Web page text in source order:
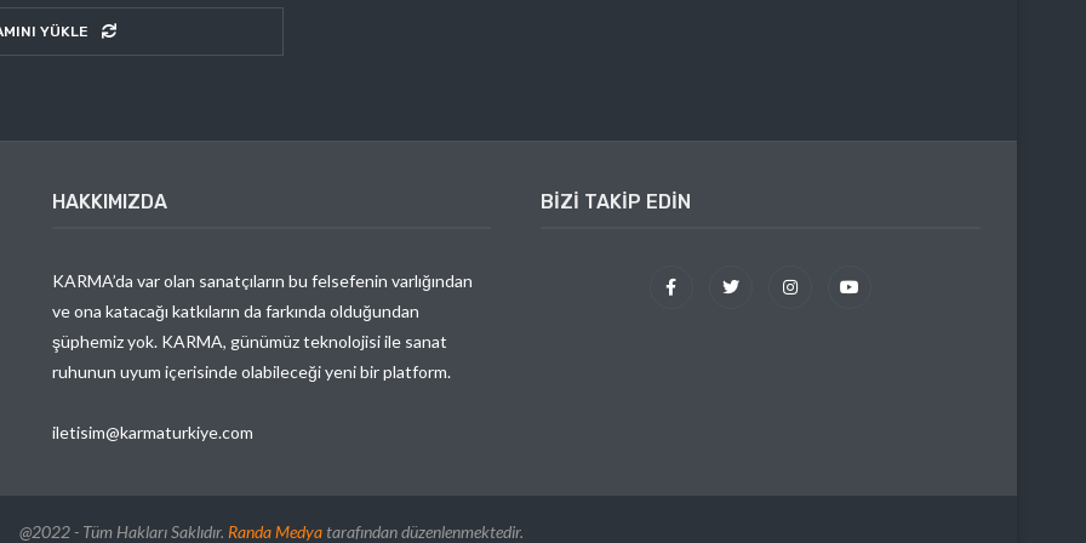
YÜKLE
HAKKIMIZDA
KARMA’da var olan sanatçıların bu felsefenin varlığından
ve ona katacağı katkıların da farkında olduğundan
şüphemiz yok. KARMA, günümüz teknolojisi ile sanat
ruhunun uyum içerisinde olabileceği yeni bir platform.
iletisim@karmaturkiye.com
BIZI TAKIP EDIN
@2022 - Tüm Hakları Saklıdır. Randa Medya tarafından düzenlenmektedir.